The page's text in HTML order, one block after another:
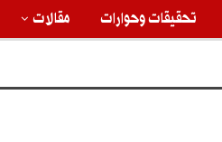
تحقيقات وحوارات مقالات